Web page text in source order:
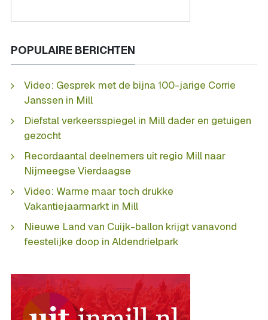
POPULAIRE BERICHTEN
Video: Gesprek met de bijna 100-jarige Corrie
Janssen in Mill
Diefstal verkeersspiegel in Mill dader en getuigen
gezocht
Recordaantal deelnemers uit regio Mill naar
Nijmeegse Vierdaagse
Video: Warme maar toch drukke
Vakantiejaarmarkt in Mill
Nieuwe Land van Cuijk-ballon krijgt vanavond
feestelijke doop in Aldendrielpark